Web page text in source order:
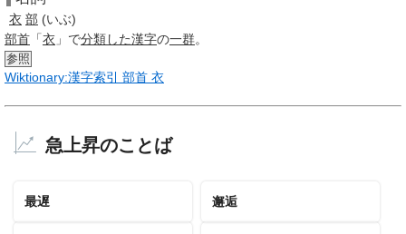
衣 部 (いぶ)
部首 「⾐ 」で分類した漢字の一群。
参照
Wiktionary:漢字索引 部首 衣
急上昇のことば
最遅 邂逅